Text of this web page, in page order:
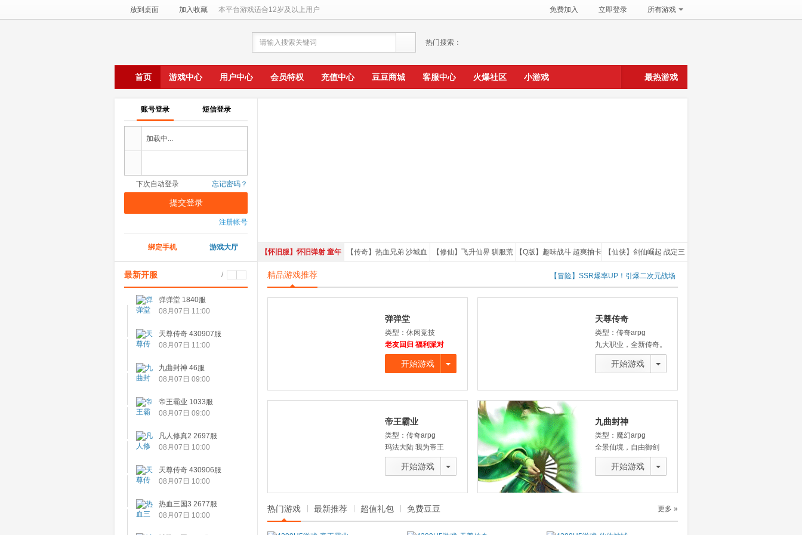
放到桌面 加入收藏 本平台游戏适合12岁及以上用户 免费加入 立即登录 所有游戏
请输入搜索关键词 热门搜索：
首页 游戏中心 用户中心 会员特权 充值中心 豆豆商城 客服中心 火爆社区 小游戏 最热游戏
账号登录 短信登录
下次自动登录 忘记密码？
注册帐号
绑定手机 游戏大厅
最新开服 /
弹弹堂 1840服
08月07日 11:00
天尊传奇 430907服
08月07日 11:00
九曲封神 46服
08月07日 09:00
帝王霸业 1033服
08月07日 09:00
凡人修真2 2697服
08月07日 10:00
天尊传奇 430906服
08月07日 10:00
热血三国3 2677服
08月07日 10:00
【怀旧服】怀旧弹射 童年
启航
【传奇】热血兄弟 沙城血 【修仙】飞升仙界 驯服荒 【Q版】趣味战斗 超爽抽卡 【仙侠】剑仙崛起 战定三
精品游戏推荐
【仙侠】从0开始修真！问鼎三界！
【冒险】SSR爆率UP！引爆二次元战场
【传奇】欢迎来到-2026暴爽打金圣殿
【天尊传奇】九职业传奇 震撼上线
弹弹堂
类型：休闲竞技
老友回归 福利派对
开始游戏
天尊传奇
类型：传奇arpg
九大职业，全新传奇。
开始游戏
帝王霸业
类型：传奇arpg
玛法大陆 我为帝王
开始游戏
九曲封神
类型：魔幻arpg
全景仙境，自由御剑
开始游戏
热门游戏 最新推荐 超值礼包 免费豆豆 更多 »
正版授权
天尊传奇